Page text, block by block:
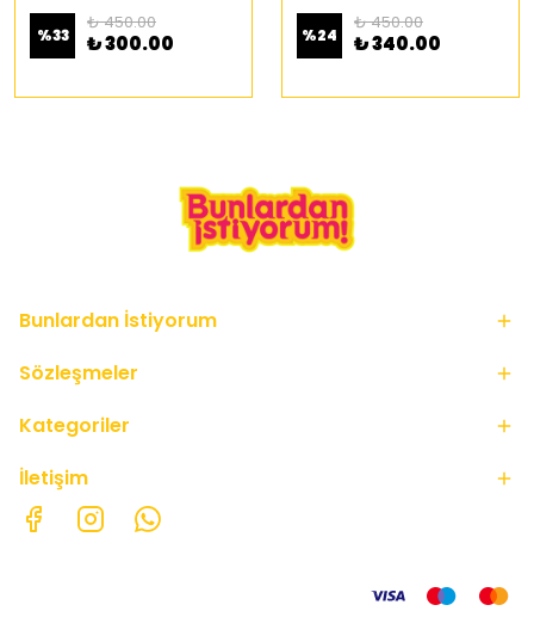
%33
₺ 450.00
₺ 300.00 %24
₺ 450.00
₺ 340.00
Bunlardan İstiyorum
Sözleşmeler
Kategoriler
İletişim